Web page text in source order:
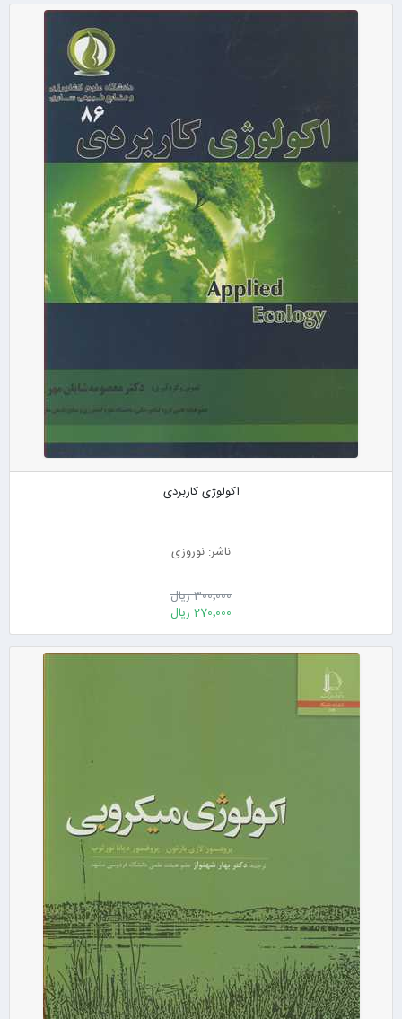
اکولوژی کاربردی
ناشر: نوروزی
300٬000 ریال
270٬000 ریال